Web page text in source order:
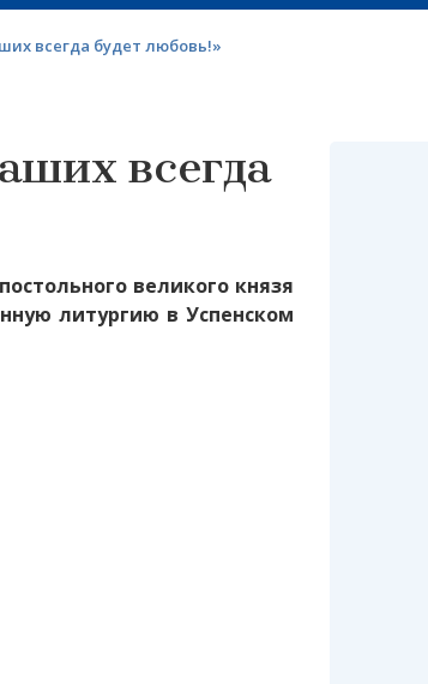
всегда будет любовь!»
всегда
великого князя
литургию в Успенском